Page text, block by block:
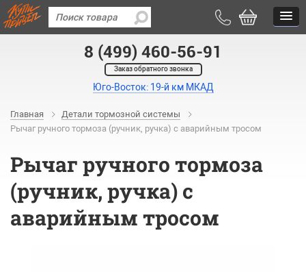
8 (499) 460-56-91
Заказ обратного звонка
Юго-Восток: 19-й км МКАД
Главная
Детали тормозной системы
Рычаг ручного тормоза (ручник, ручка) с аварийным тросом
Рычаг ручного тормоза
(ручник, ручка) с
аварийным тросом